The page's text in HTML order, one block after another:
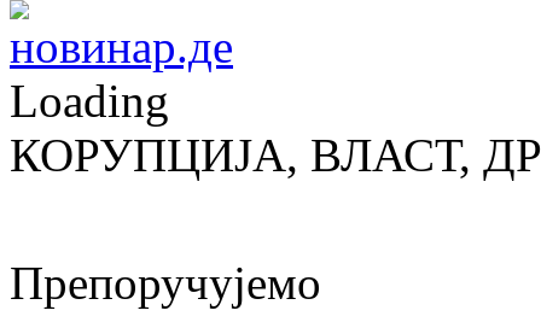
Loading
КОРУПЦИЈА, ВЛАСТ,
Препоручујемо